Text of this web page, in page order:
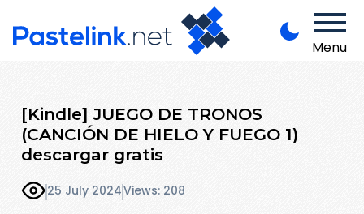
Menu
[Kindle] JUEGO DE TRONOS
(CANCIÓN DE HIELO Y FUEGO 1)
descargar gratis
25 July 2024Views: 208